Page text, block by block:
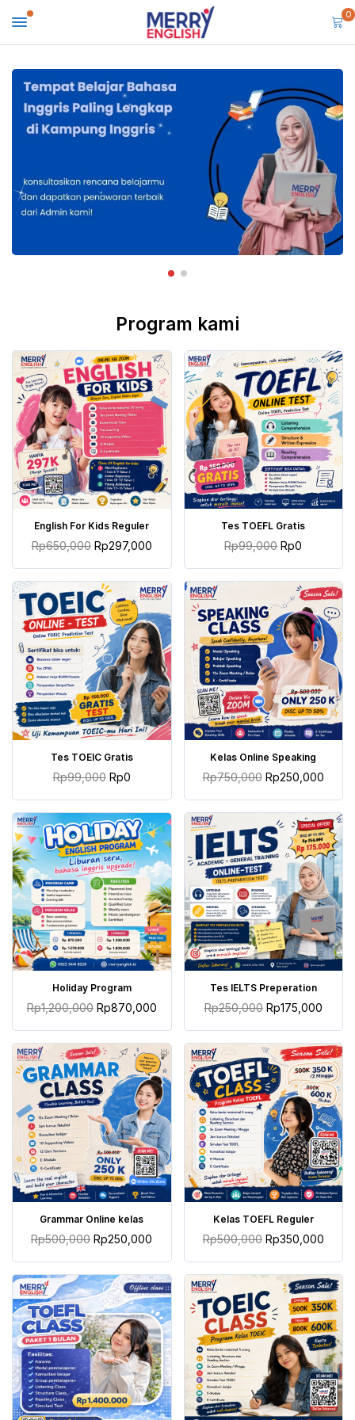
0
Program kami
TAMBAH KE KERANJANG
English For Kids Reguler
Rp650,000 Rp297,000
TAMBAH KE KERANJANG
Tes TOEFL Gratis
Rp99,000 Rp0
TAMBAH KE KERANJANG
Tes TOEIC Gratis
Rp99,000 Rp0
TAMBAH KE KERANJANG
Kelas Online Speaking
Rp750,000 Rp250,000
TAMBAH KE KERANJANG
Holiday Program
Rp1,200,000 Rp870,000
TAMBAH KE KERANJANG
Tes IELTS Preperation
Rp250,000 Rp175,000
TAMBAH KE KERANJANG
Grammar Online kelas
Rp500,000 Rp250,000
TAMBAH KE KERANJANG
Kelas TOEFL Reguler
Rp500,000 Rp350,000